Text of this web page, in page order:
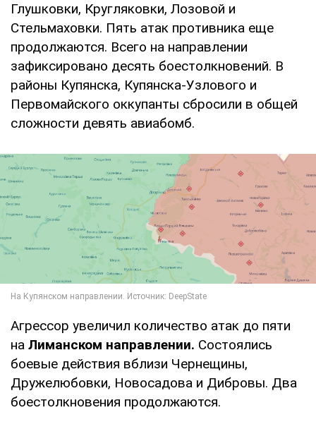
Глушковки, Кругляковки, Лозовой и
Стельмаховки. Пять атак противника еще
продолжаются. Всего на направлении
зафиксировано десять боестолкновений. В
районы Купянска, Купянска-Узлового и
Первомайского оккупанты сбросили в общей
сложности девять авиабомб.
Агрессор увеличил количество атак до пяти
на Лиманском направлении. Состоялись
боевые действия вблизи Чернещины,
Дружелюбовки, Новосадова и Дибровы. Два
боестолкновения продолжаются.